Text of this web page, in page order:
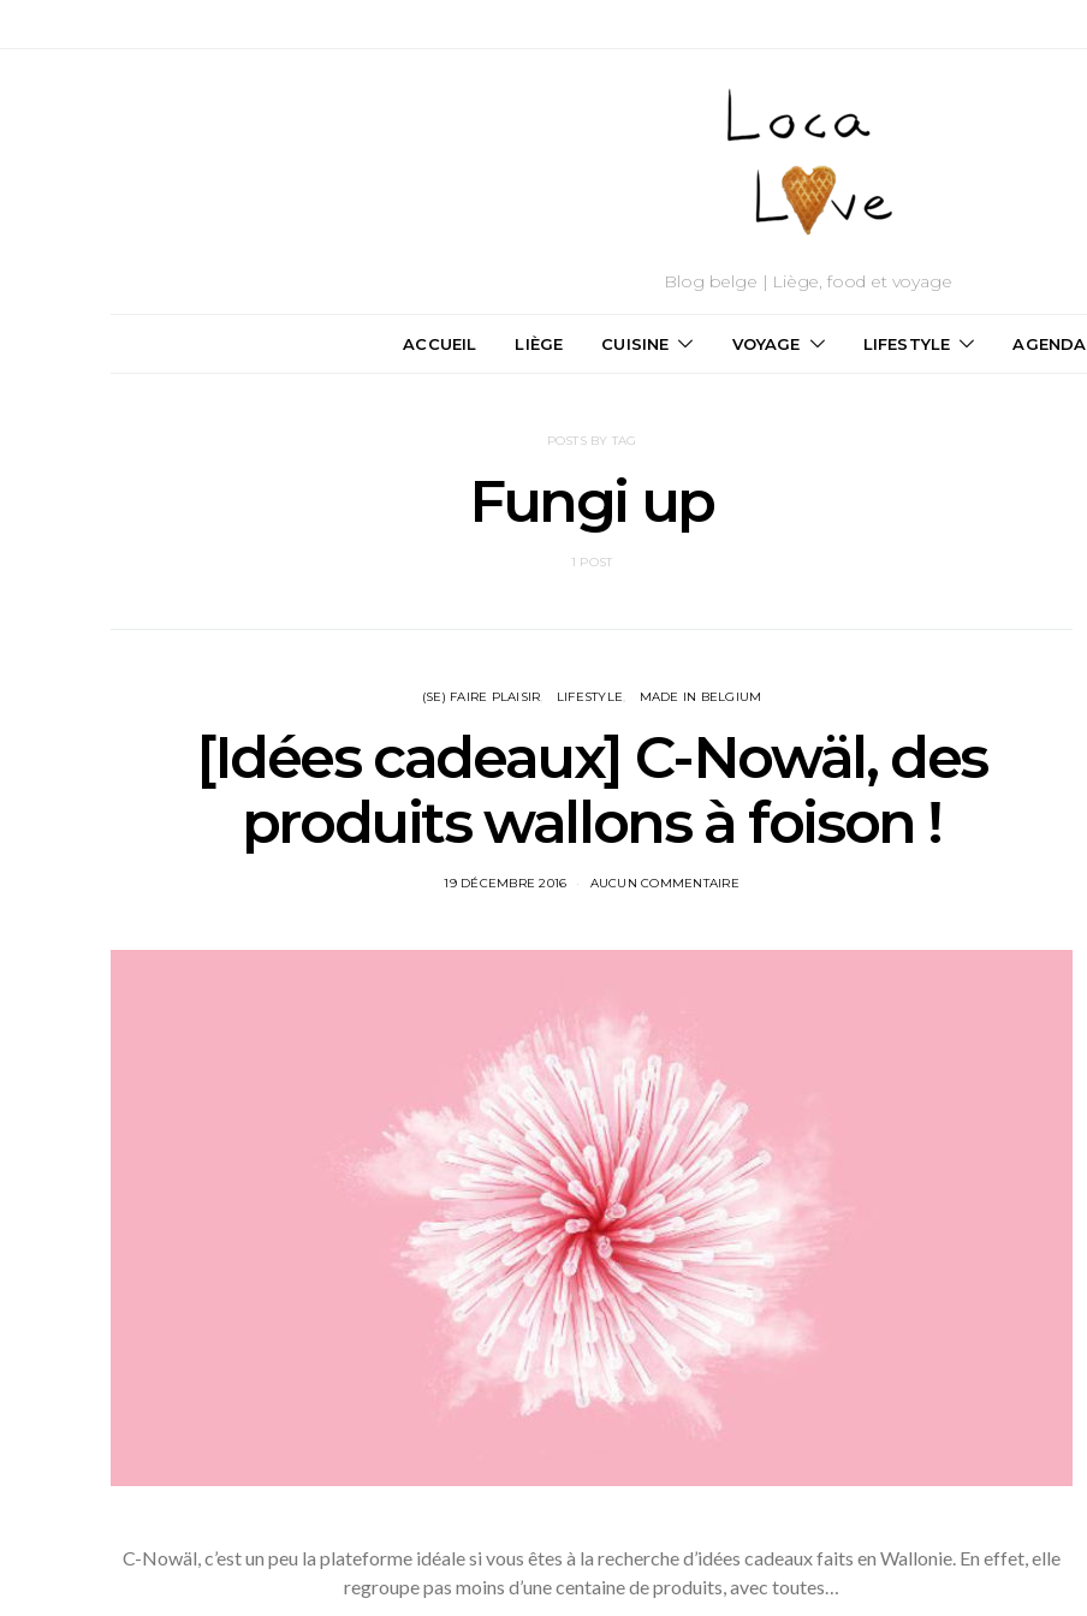
Blog belge | Liège, food et voyage
ACCUEIL LIÈGE CUISINE VOYAGE LIFESTYLE AGENDA
POSTS BY TAG
Fungi up
1 POST
(SE) FAIRE PLAISIR LIFESTYLE MADE IN BELGIUM
[Idées cadeaux] C-Nowäl, des
produits wallons à foison !
19 DÉCEMBRE 2016 AUCUN COMMENTAIRE
C-Nowäl, c’est un peu la plateforme idéale si vous êtes à la recherche d’idées cadeaux faits en Wallonie. En effet, elle
regroupe pas moins d’une centaine de produits, avec toutes…